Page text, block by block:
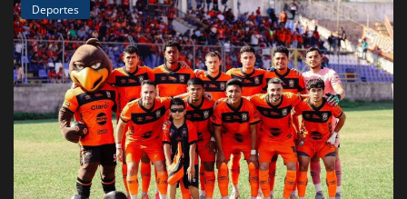
Deportes